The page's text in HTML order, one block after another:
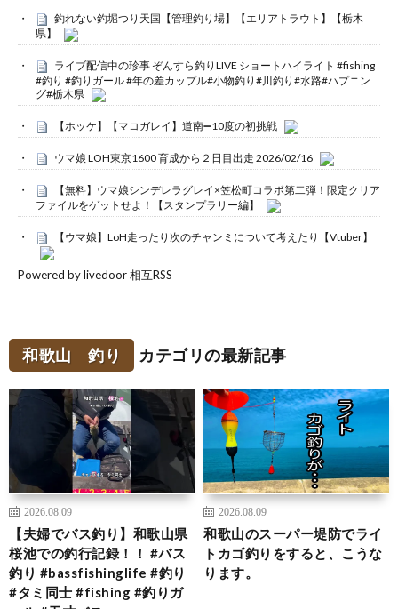
釣れない釣堀つり天国【管理釣り場】【エリアトラウト】【栃木
県】
ライブ配信中の珍事 ぞんすら釣りLIVE ショートハイライト #fishing
#釣り #釣りガール #年の差カップル#小物釣り#川釣り#水路#ハプニン
グ#栃木県
【ホッケ】【マコガレイ】道南➖10度の初挑戦
ウマ娘 LOH東京1600 育成から２日目出走 2026/02/16
【無料】ウマ娘シンデレラグレイ×笠松町コラボ第二弾！限定クリア
ファイルをゲットせよ！【スタンプラリー編】
【ウマ娘】LoH走ったり次のチャンミについて考えたり【Vtuber】
Powered by livedoor 相互RSS
和歌山 釣り カテゴリの最新記事
2026.08.09
【夫婦でバス釣り】和歌山県
桜池での釣行記録！！ #バス
釣り #bassfishinglife #釣り
#タミ同士 #fishing #釣りガ
2026.08.09
和歌山のスーパー堤防でライ
トカゴ釣りをすると、こうな
ります。